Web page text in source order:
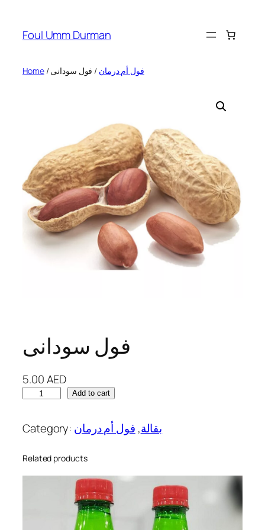
content
Foul Umm Durman
Home/ فول أم درمان / فول سودانى
فول سودانى
5.00AED
ل
س
و
Add to cart
Category: بقالة, فول أم درمان
Related products